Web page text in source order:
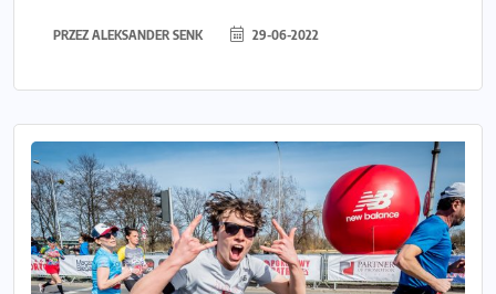
PRZEZ ALEKSANDER SENK 29-06-2022